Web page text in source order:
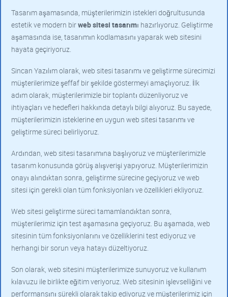
Tasarım aşamasında, müşterilerimizin istekleri doğrultusunda
estetik ve modern birweb sitesi tasarımı hazırlıyoruz. Geliştirme
aşamasında ise, tasarımın kodlamasını yaparak web sitesini
hayata geçiriyoruz.
Sincan Yazılım olarak, web sitesi tasarımı ve geliştirme sürecimizi
müşterilerimize şeffaf bir şekilde göstermeyi amaçlıyoruz. İlk
adım olarak, müşterilerimizle bir toplantı düzenliyoruz ve
ihtiyaçları ve hedefleri hakkında detaylı bilgi alıyoruz. Bu sayede,
müşterilerimizin isteklerine en uygun web sitesi tasarımı ve
geliştirme süreci belirliyoruz.
Ardından, web sitesi tasarımına başlıyoruz ve müşterilerimizle
tasarım konusunda görüş alışverişi yapıyoruz. Müşterilerimizin
onayı alındıktan sonra, geliştirme sürecine geçiyoruz ve web
sitesi için gerekli olan tüm fonksiyonları ve özellikleri ekliyoruz.
Web sitesi geliştirme süreci tamamlandıktan sonra,
müşterilerimiz için test aşamasına geçiyoruz. Bu aşamada, web
sitesinin tüm fonksiyonlarını ve özelliklerini test ediyoruz ve
herhangi bir sorun veya hatayı düzeltiyoruz.
Son olarak, web sitesini müşterilerimize sunuyoruz ve kullanım
kılavuzu ile birlikte eğitim veriyoruz. Web sitesinin işlevselliğini ve
performansını sürekli olarak takip ediyoruz ve müşterilerimiz için